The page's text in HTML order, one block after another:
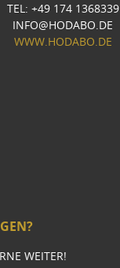
TEL: +49 174 1368339
INFO@HODABO.DE
WWW.HODABO.DE
WEITER!